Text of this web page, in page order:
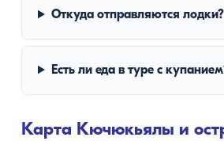
Откуда отправляются лодки?
Есть ли еда в туре с
Карта Кючюкьялы и